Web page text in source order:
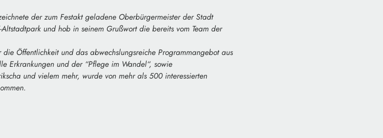
der zum Festakt geladene Oberbürgermeister der Stadt
und hob in seinem Grußwort die bereits vom Team der
Öffentlichkeit und das abwechslungsreiche Programmangebot aus
Erkrankungen und der “Pflege im Wandel“, sowie
und vielem mehr, wurde von mehr als 500 interessierten